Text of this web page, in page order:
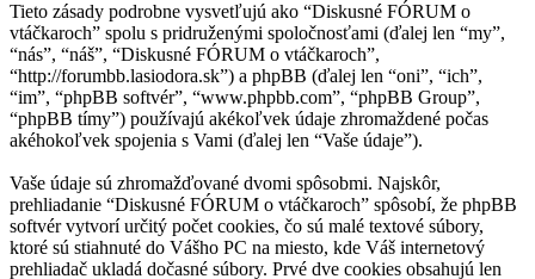
Tieto zásady podrobne vysvetľujú ako “Diskusné FÓRUM o
vtáčkaroch” spolu s pridruženými spoločnosťami (ďalej len “my”,
“nás”, “náš”, “Diskusné FÓRUM o vtáčkaroch”,
“http://forumbb.lasiodora.sk”) a phpBB (ďalej len “oni”, “ich”,
“im”, “phpBB softvér”, “www.phpbb.com”, “phpBB Group”,
“phpBB tímy”) používajú akékoľvek údaje zhromaždené počas
akéhokoľvek spojenia s Vami (ďalej len “Vaše údaje”).
Vaše údaje sú zhromažďované dvomi spôsobmi. Najskôr,
prehliadanie “Diskusné FÓRUM o vtáčkaroch” spôsobí, že phpBB
softvér vytvorí určitý počet cookies, čo sú malé textové súbory,
ktoré sú stiahnuté do Vášho PC na miesto, kde Váš internetový
prehliadač ukladá dočasné súbory. Prvé dve cookies obsahujú len